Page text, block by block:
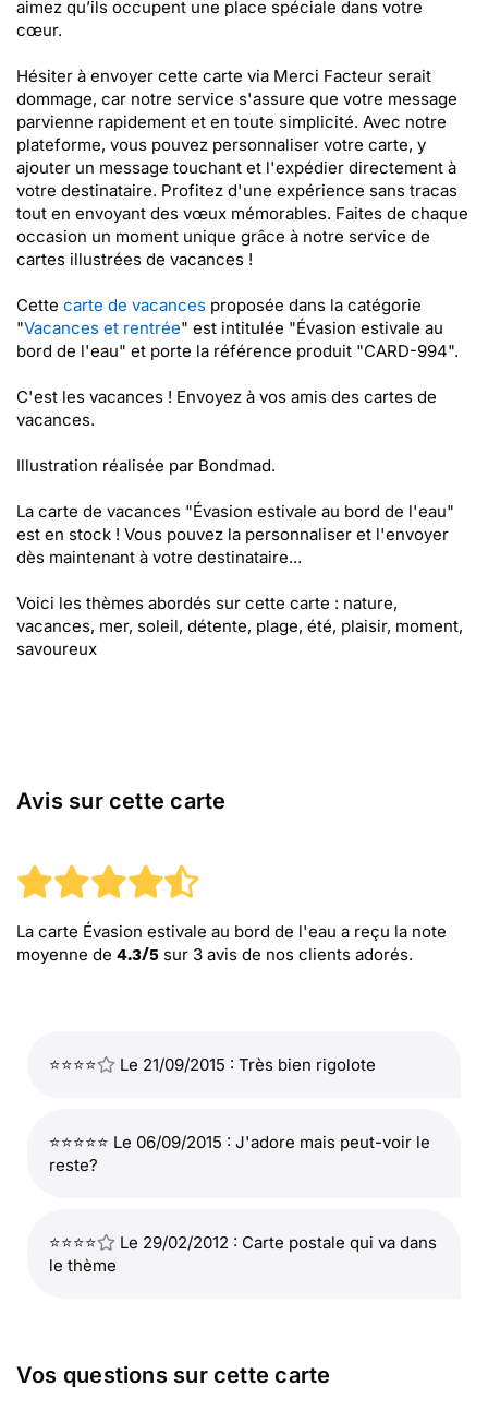
aimez qu’ils occupent une place spéciale dans votre
cœur.
Hésiter à envoyer cette carte via Merci Facteur serait
dommage, car notre service s'assure que votre message
parvienne rapidement et en toute simplicité. Avec notre
plateforme, vous pouvez personnaliser votre carte, y
ajouter un message touchant et l'expédier directement à
votre destinataire. Profitez d'une expérience sans tracas
tout en envoyant des vœux mémorables. Faites de chaque
occasion un moment unique grâce à notre service de
cartes illustrées de vacances !
Cette carte de vacances proposée dans la catégorie
"Vacances et rentrée" est intitulée "Évasion estivale au
bord de l'eau" et porte la référence produit "CARD-994".
C'est les vacances ! Envoyez à vos amis des cartes de
vacances.
Illustration réalisée par Bondmad.
La carte de vacances "Évasion estivale au bord de l'eau"
est en stock ! Vous pouvez la personnaliser et l'envoyer
dès maintenant à votre destinataire...
Voici les thèmes abordés sur cette carte : nature,
vacances, mer, soleil, détente, plage, été, plaisir, moment,
savoureux
Avis sur cette carte
La carte Évasion estivale au bord de l'eau a reçu la note
moyenne de 4.3/5 sur 3 avis de nos clients adorés.
⭐⭐⭐⭐ Le 21/09/2015 : Très bien rigolote
⭐⭐⭐⭐⭐ Le 06/09/2015 : J'adore mais peut-voir le
reste?
⭐⭐⭐⭐
Le 29/02/2012 : Carte postale qui va dans
le thème
Vos questions sur cette carte